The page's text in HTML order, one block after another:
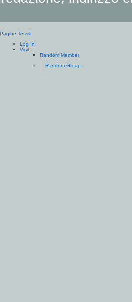
Pagine Tessili
Log In
Visit
Random Member
Random Group